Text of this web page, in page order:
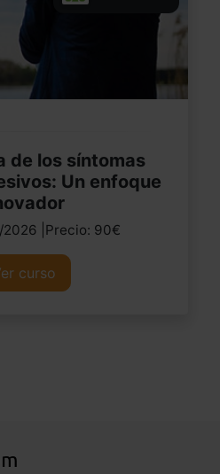
de los síntomas
Un enfoque
2026 |Precio: 90€
curso